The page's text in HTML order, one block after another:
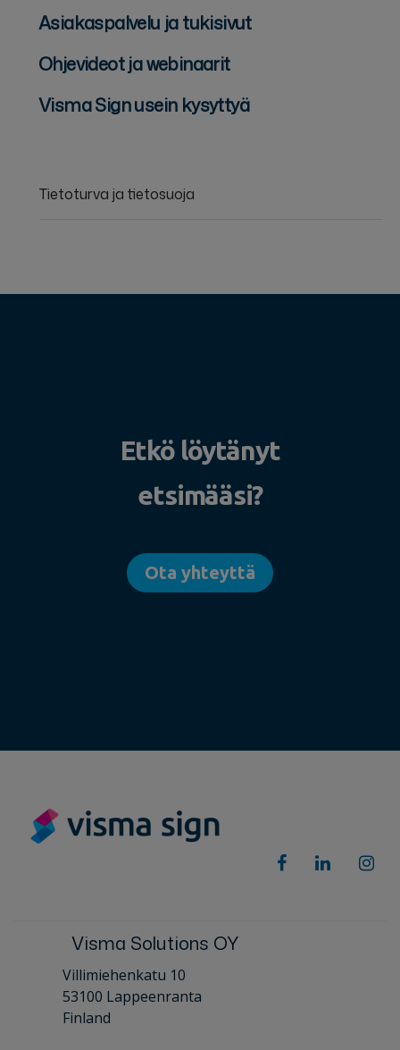
Asiakaspalvelu ja tukisivut
Ohjevideot ja webinaarit
Visma Sign usein kysyttyä
Tietoturva ja tietosuoja
Etkö löytänyt
etsimääsi?
Ota yhteyttä
Visma Solutions OY
Villimiehenkatu 10
53100 Lappeenranta
Finland